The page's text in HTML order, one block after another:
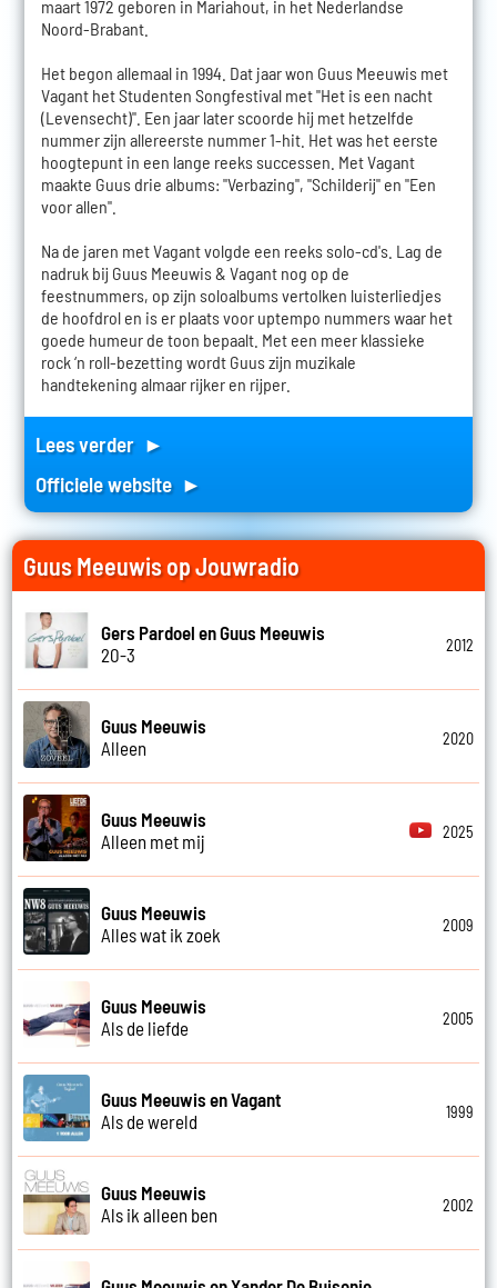
maart 1972 geboren in Mariahout, in het Nederlandse
Noord-Brabant.
Het begon allemaal in 1994. Dat jaar won Guus Meeuwis met
Vagant het Studenten Songfestival met "Het is een nacht
(Levensecht)". Een jaar later scoorde hij met hetzelfde
nummer zijn allereerste nummer 1-hit. Het was het eerste
hoogtepunt in een lange reeks successen. Met Vagant
maakte Guus drie albums: "Verbazing", "Schilderij" en "Een
voor allen".
Na de jaren met Vagant volgde een reeks solo-cd's. Lag de
nadruk bij Guus Meeuwis & Vagant nog op de
feestnummers, op zijn soloalbums vertolken luisterliedjes
de hoofdrol en is er plaats voor uptempo nummers waar het
goede humeur de toon bepaalt. Met een meer klassieke
rock ‘n roll-bezetting wordt Guus zijn muzikale
handtekening almaar rijker en rijper.
Lees verder ►
Officiele website ►
Guus Meeuwis op Jouwradio
Gers Pardoel en Guus Meeuwis
20-3
2012
Guus Meeuwis
Alleen
2020
Guus Meeuwis
Alleen met mij
2025
Guus Meeuwis
Alles wat ik zoek
2009
Guus Meeuwis
Als de liefde
2005
Guus Meeuwis en Vagant
Als de wereld
1999
Guus Meeuwis
Als ik alleen ben
2002